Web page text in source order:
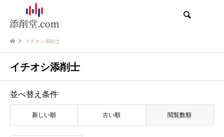
イチオシ添削士
イチオシ添削士
並べ替え条件
新しい順 古い順 閲覧数順